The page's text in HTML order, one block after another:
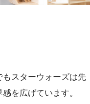
スターウォーズは先
を広げています。